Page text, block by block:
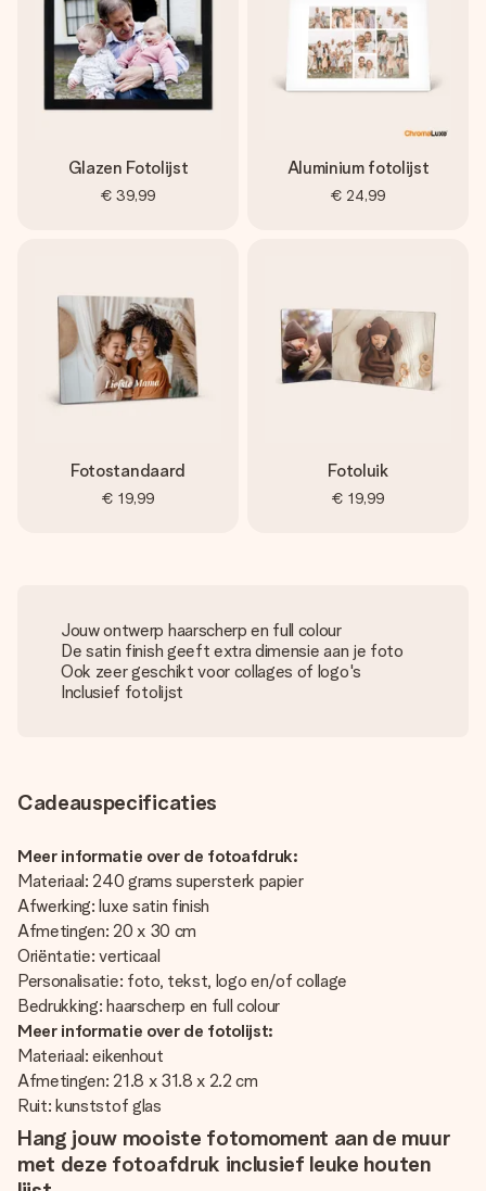
Glazen Fotolijst
€ 39,99
Aluminium fotolijst
€ 24,99
Fotostandaard
€ 19,99
Fotoluik
€ 19,99
Jouw ontwerp haarscherp en full colour
De satin finish geeft extra dimensie aan je foto
Ook zeer geschikt voor collages of logo's
Inclusief fotolijst
Cadeauspecificaties
Meer informatie over de fotoafdruk:
Materiaal: 240 grams supersterk papier
Afwerking: luxe satin finish
Afmetingen: 20 x 30 cm
Oriëntatie: verticaal
Personalisatie: foto, tekst, logo en/of collage
Bedrukking: haarscherp en full colour
Meer informatie over de fotolijst:
Materiaal: eikenhout
Afmetingen: 21.8 x 31.8 x 2.2 cm
Ruit: kunststof glas
Hang jouw mooiste fotomoment aan de muur
met deze fotoafdruk inclusief leuke houten